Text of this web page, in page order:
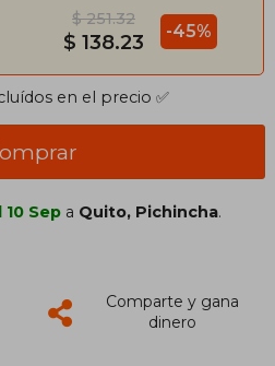
$ 251.32
$ 138.23 -45%
en el precio ✅
10 Sep a Quito, Pichincha.
Comparte y gana
dinero